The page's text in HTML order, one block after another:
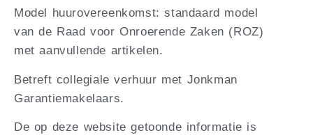
Model huurovereenkomst: standaard model
van de Raad voor Onroerende Zaken (ROZ)
met aanvullende artikelen.
Betreft collegiale verhuur met Jonkman
Garantiemakelaars.
De op deze website getoonde informatie is